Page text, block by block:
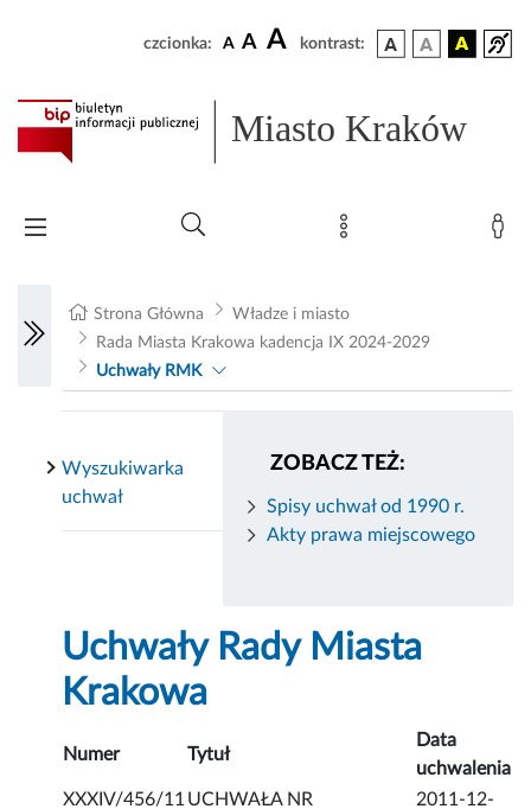
czcionka: A A A kontrast:
Miasto Kraków
Strona Główna
Władze i miasto
Rada Miasta Krakowa kadencja IX 2024-2029
Uchwały RMK
ZOBACZ TEŻ:
Spisy uchwał od 1990 r.
Akty prawa miejscowego
Wyszukiwarka
uchwał
Uchwały Rady Miasta
Krakowa
Numer Tytuł
Data
uchwalenia
XXXIV/456/11 UCHWAŁA NR
2011-12-